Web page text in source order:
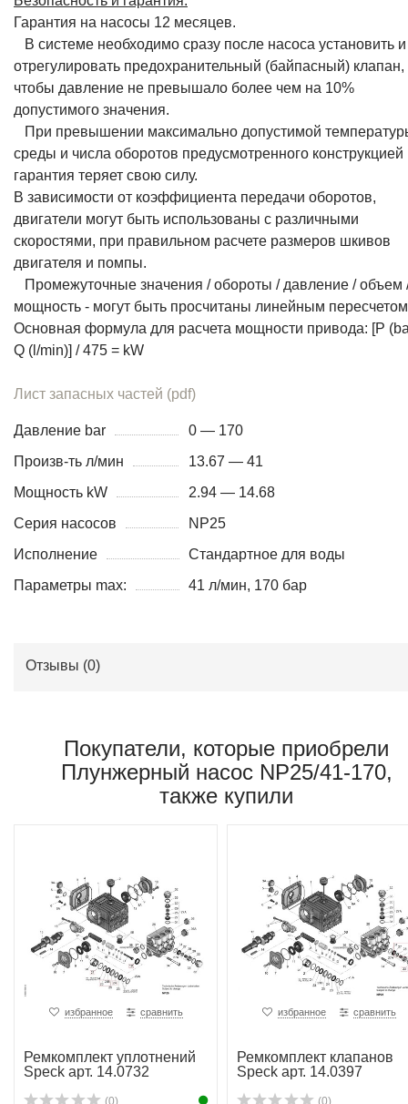
Гарантия на насосы 12 месяцев.
В системе необходимо сразу после насоса установить и
отрегулировать предохранительный (байпасный) клапан,
чтобы давление не превышало более чем на 10%
допустимого значения.
При превышении максимально допустимой
среды и числа оборотов предусмотренного конструкцией
гарантия теряет свою силу.
В зависимости от коэффициента передачи оборотов,
двигатели могут быть использованы с различными
скоростями, при правильном расчете размеров шкивов
двигателя и помпы.
Промежуточные значения / обороты / давление / объем
мощность - могут быть просчитаны линейным
Основная формула для расчета мощности привода: [P
Q (l/min)] / 475 = kW
Лист запасных частей (pdf)
Давление bar
0 — 170
Произв-ть л/мин
13.67 — 41
Мощность kW
2.94 — 14.68
Серия насосов
NP25
Исполнение
Стандартное для воды
Параметры max:
41 л/мин, 170 бар
Отзывы (0)
Покупатели, которые приобрели
Плунжерный насос NP25/41-170,
также купили
Ремкомплект уплотнений
Speck арт. 14.0732
(0)
Ремкомплект клапанов
Speck арт. 14.0397
(0)